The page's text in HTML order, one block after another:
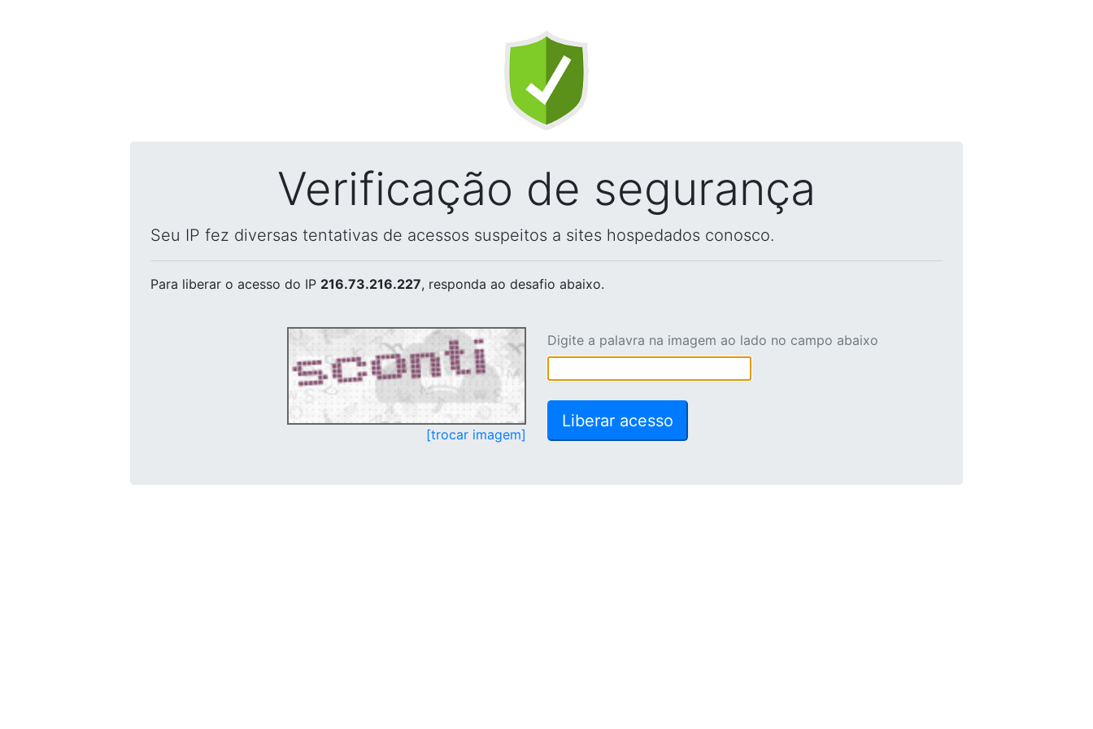
Verificação de segurança
Seu IP fez diversas tentativas de acessos suspeitos a sites hospedados conosco.
Para liberar o acesso do IP 216.73.216.227, responda ao desafio abaixo.
[trocar imagem]
Digite a palavra na imagem ao lado no campo abaixo